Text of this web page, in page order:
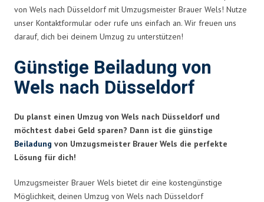
von Wels nach Düsseldorf mit Umzugsmeister Brauer Wels! Nutze
unser Kontaktformular oder rufe uns einfach an. Wir freuen uns
darauf, dich bei deinem Umzug zu unterstützen!
Günstige Beiladung von
Wels nach Düsseldorf
Du planst einen Umzug von Wels nach Düsseldorf und
möchtest dabei Geld sparen? Dann ist die günstige
Beiladung von Umzugsmeister Brauer Wels die perfekte
Lösung für dich!
Umzugsmeister Brauer Wels bietet dir eine kostengünstige
Möglichkeit, deinen Umzug von Wels nach Düsseldorf